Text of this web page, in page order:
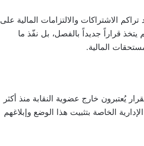
الاشتراكات والالتزامات المالية على
قراراً جديداً بالفصل، بل نفّذ ما
المالية.
يُعتبرون خارج عضوية النقابة منذ أكثر
الخاصة بتثبيت هذا الوضع وإبلاغهم